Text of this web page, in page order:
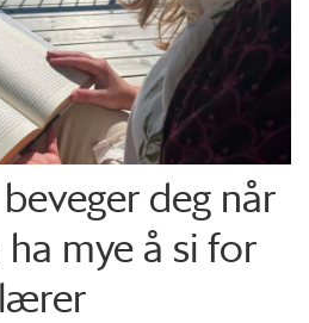
deg når
ha mye å si for